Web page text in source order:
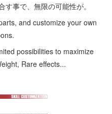
事で、無限の可能性が。
and customize your own
possibilities to maximize
Rare effects...